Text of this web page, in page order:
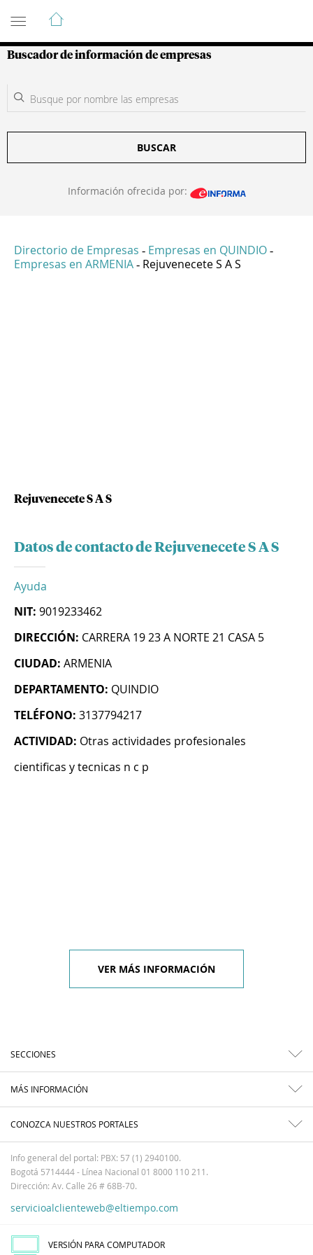
Guía de Empresas Colombianas
Buscador de información de empresas
BUSCAR
Información ofrecida por:
Directorio de Empresas - Empresas en QUINDIO -
Empresas en ARMENIA - Rejuvenecete S A S
Rejuvenecete S A S
Datos de contacto de Rejuvenecete S A S
Ayuda
NIT: 9019233462
DIRECCIÓN: CARRERA 19 23 A NORTE 21 CASA 5
CIUDAD: ARMENIA
DEPARTAMENTO: QUINDIO
TELÉFONO: 3137794217
ACTIVIDAD: Otras actividades profesionales
cientificas y tecnicas n c p
VER MÁS INFORMACIÓN
SECCIONES
MÁS INFORMACIÓN
CONOZCA NUESTROS PORTALES
Info general del portal: PBX: 57 (1) 2940100.
Bogotá 5714444 - Línea Nacional 01 8000 110 211.
Dirección: Av. Calle 26 # 68B-70.
servicioalclienteweb@eltiempo.com
VERSIÓN PARA COMPUTADOR